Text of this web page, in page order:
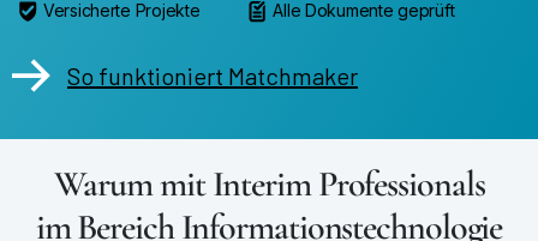
Versicherte Projekte
Alle Dokumente geprüft
So funktioniert Matchmaker
Warum mit Interim Professionals
im Bereich Informationstechnologie